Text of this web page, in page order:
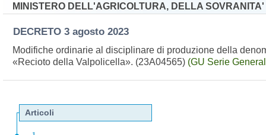
MINISTERO DELL'AGRICOLTURA, DELLA
DECRETO 3 agosto 2023
Modifiche ordinarie al disciplinare di produzione della
«Recioto della Valpolicella». (23A04565) (GU Serie